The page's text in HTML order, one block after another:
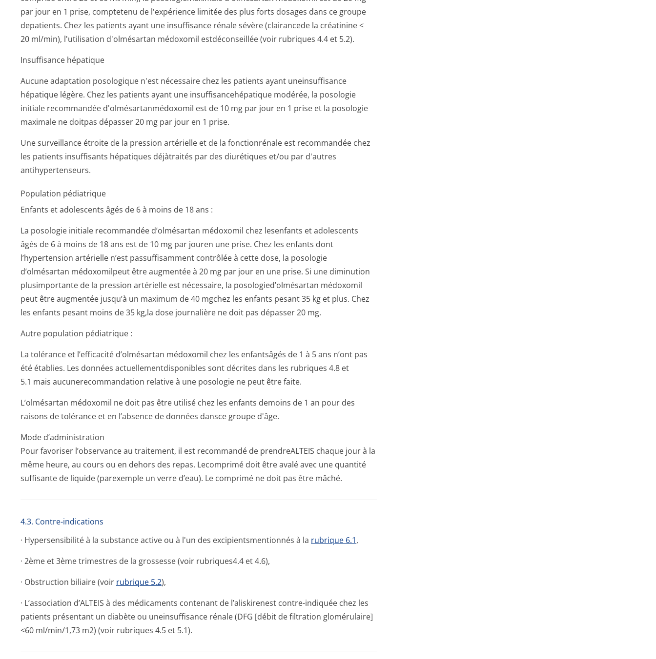
par jour en 1 prise, comptetenu de l'expérience limitée des plus forts dosages dans ce groupe
depatients. Chez les patients ayant une insuffisance rénale sévère (clairancede la créatinine <
20 ml/min), l'utilisation d'olmésartan médoxomil estdéconseillée (voir rubriques 4.4 et 5.2).
Insuffisance hépatique
Aucune adaptation posologique n'est nécessaire chez les patients ayant uneinsuffisance
hépatique légère. Chez les patients ayant une insuffisancehé­patique modérée, la posologie
initiale recommandée d'olmésartanmé­doxomil est de 10 mg par jour en 1 prise et la posologie
maximale ne doitpas dépasser 20 mg par jour en 1 prise.
Une surveillance étroite de la pression artérielle et de la fonctionrénale est recommandée chez
les patients insuffisants hépatiques déjàtraités par des diurétiques et/ou par d'autres
antihypertenseurs.
Population pédiatrique
Enfants et adolescents âgés de 6 à moins de 18 ans :
La posologie initiale recommandée d’olmésartan médoxomil chez lesenfants et adolescents
âgés de 6 à moins de 18 ans est de 10 mg par jouren une prise. Chez les enfants dont
l’hypertension artérielle n’est passuffisamment contrôlée à cette dose, la posologie
d’olmésartan médoxomilpeut être augmentée à 20 mg par jour en une prise. Si une diminution
plusimportante de la pression artérielle est nécessaire, la posologied’ol­mésartan médoxomil
peut être augmentée jusqu’à un maximum de 40 mgchez les enfants pesant 35 kg et plus. Chez
les enfants pesant moins de 35 kg,la dose journalière ne doit pas dépasser 20 mg.
Autre population pédiatrique :
La tolérance et l’efficacité d’olmésartan médoxomil chez les enfantsâgés de 1 à 5 ans n’ont pas
été établies. Les données actuellementdis­ponibles sont décrites dans les rubriques 4.8 et
5.1 mais aucunerecomman­dation relative à une posologie ne peut être faite.
L’olmésartan médoxomil ne doit pas être utilisé chez les enfants demoins de 1 an pour des
raisons de tolérance et en l’absence de données dansce groupe d'âge.
Mode d’administration
Pour favoriser l’observance au traitement, il est recommandé de prendreALTEIS chaque jour à la
même heure, au cours ou en dehors des repas. Lecomprimé doit être avalé avec une quantité
suffisante de liquide (parexemple un verre d’eau). Le comprimé ne doit pas être mâché.
4.3. Contre-indications
· Hypersensibilité à la substance active ou à l'un des excipientsmen­tionnés à la rubrique 6.1,
· 2ème et 3ème trimestres de la grossesse (voir rubriques4.4 et 4­.6),
· Obstruction biliaire (voir rubrique 5.2),
· L’association d’ALTEIS à des médicaments contenant de l’aliskirenest contre-indiquée chez les
patients présentant un diabète ou uneinsuffisance rénale (DFG [débit de filtration glomérulaire]
<60 ml/min/1,73 m2) (voir rubriques 4.5 et 5.1).